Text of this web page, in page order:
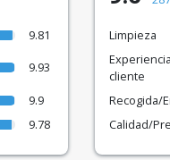
9.81
9.93
9.9
9.78
Limpieza
cliente
Recogida/
Calidad/